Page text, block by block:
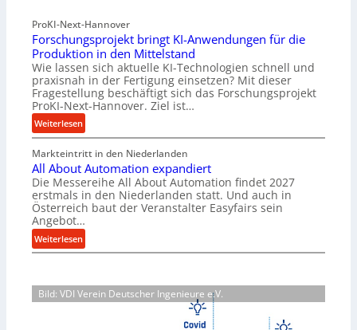
h
r
u
n
g
e
n
e
r
h
ö
h
e
n
d
i
P
e
t
e
r
i
a
l
v
e
r
g
u
n
g
n
t
ProKI-Next-Hannover
Forschungsprojekt bringt KI-Anwendungen für die
Produktion in den Mittelstand
Wie lassen sich aktuelle KI-Technologien schnell und
praxisnah in der Fertigung einsetzen? Mit dieser
Fragestellung beschäftigt sich das Forschungsprojekt
ProKI-Next-Hannover. Ziel ist…
Weiterlesen:
F
o
r
s
c
h
u
n
p
r
Markteintritt in den Niederlanden
All About Automation expandiert
Die Messereihe All About Automation findet 2027
erstmals in den Niederlanden statt. Und auch in
Österreich baut der Veranstalter Easyfairs sein
Angebot…
Weiterlesen:
A
l
A
Bild: VDI Verein Deutscher Ingenieure e.V.